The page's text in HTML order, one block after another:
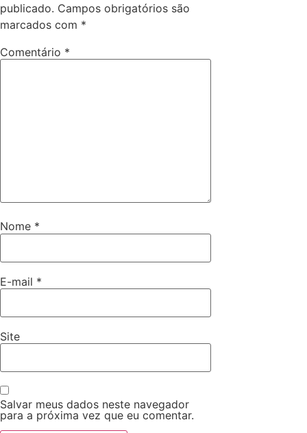
publicado. Campos obrigatórios são
marcados com *
Comentário *
Nome *
E-mail *
Site
Salvar meus dados neste navegador
para a próxima vez que eu comentar.